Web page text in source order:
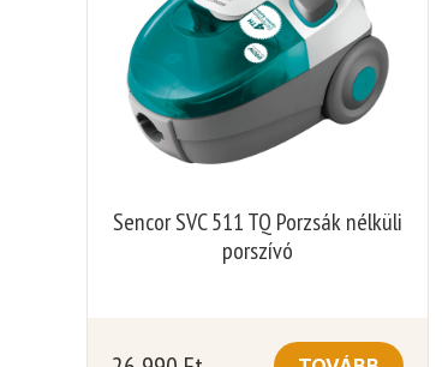
Sencor SVC 511 TQ Porzsák nélküli
porszívó